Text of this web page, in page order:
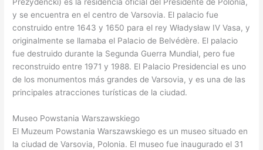
Prezydencki) es la residencia oficial del Presidente de Polonia,
y se encuentra en el centro de Varsovia. El palacio fue
construido entre 1643 y 1650 para el rey Władysław IV Vasa, y
originalmente se llamaba el Palacio de Belvédère. El palacio
fue destruido durante la Segunda Guerra Mundial, pero fue
reconstruido entre 1971 y 1988. El Palacio Presidencial es uno
de los monumentos más grandes de Varsovia, y es una de las
principales atracciones turísticas de la ciudad.
Museo Powstania Warszawskiego
El Muzeum Powstania Warszawskiego es un museo situado en
la ciudad de Varsovia, Polonia. El museo fue inaugurado el 31